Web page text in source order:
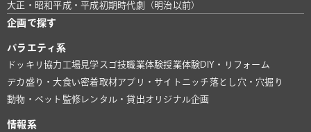
大正・昭和平成・平成初期時代劇（明治以前）
企画で探す
バラエティ系
ドッキリ協力 工場見学 スゴ技職業体験授業体験 DIY・リフォーム
デカ盛り・大食い密着取材アプリ・サイト ニッチ落とし穴・穴掘り
動物・ペット 監修 レンタル・貸出オリジナル企画
情報系